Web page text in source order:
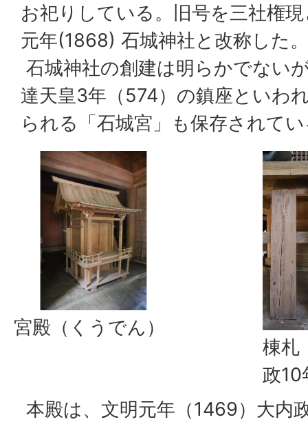
お祀りしている。旧号を三社権
元年(1868) 石城神社と改称した。
石城神社の創建は明らかでない
達天皇3年（574）の鎮座といわ
られる「石城宮」も保存されて
宮殿（くうでん）
棟札
政10
本殿は、文明元年（1469）大内